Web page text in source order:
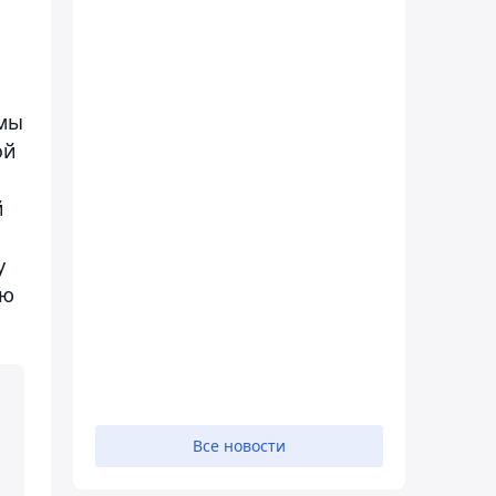
Все новости